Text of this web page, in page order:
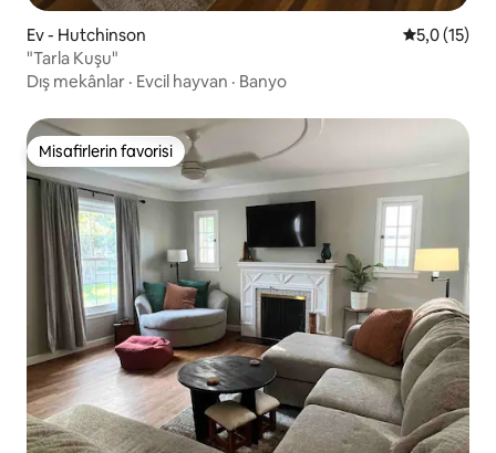
Ev - Hutchinson 55,0 (15)
"Tarla Kuşu"
Dış mekânlar · Evcil hayvan · Banyo
Misafirlerin favorisi
Misafirlerin favorisi